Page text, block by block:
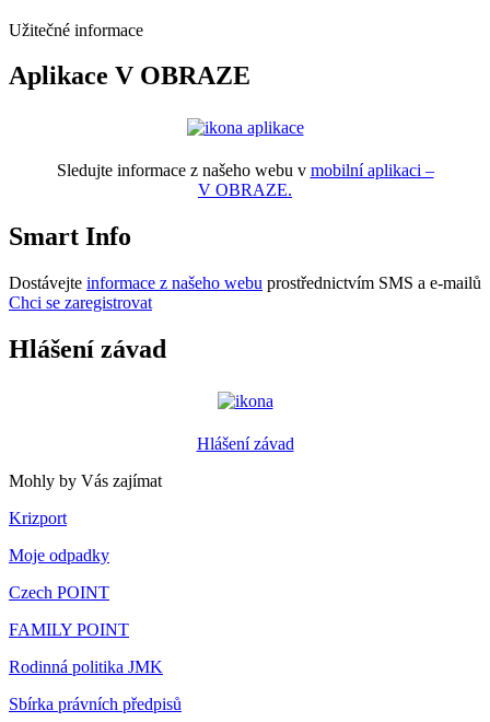
Užitečné informace
Aplikace V OBRAZE
Sledujte informace z našeho webu v mobilní aplikaci –
V OBRAZE.
Smart Info
Dostávejte informace z našeho webu prostřednictvím SMS a e-mailů
Chci se zaregistrovat
Hlášení závad
Hlášení závad
Mohly by Vás zajímat
Krizport
Moje odpadky
Czech POINT
FAMILY POINT
Rodinná politika JMK
Sbírka právních předpisů